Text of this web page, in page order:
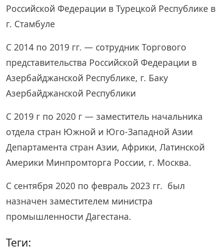
Российской Федерации в Турецкой Республике в
г. Стамбуле
С 2014 по 2019 гг. — сотрудник Торгового
представительства Российской Федерации в
Азербайджанской Республике, г. Баку
Азербайджанской Республики
С 2019 г по 2020 г — заместитель начальника
отдела стран Южной и Юго-Западной Азии
Департамента стран Азии, Африки, Латинской
Америки Минпромторга России, г. Москва.
С сентября 2020 по февраль 2023 гг. был
назначен заместителем министра
промышленности Дагестана.
Теги: